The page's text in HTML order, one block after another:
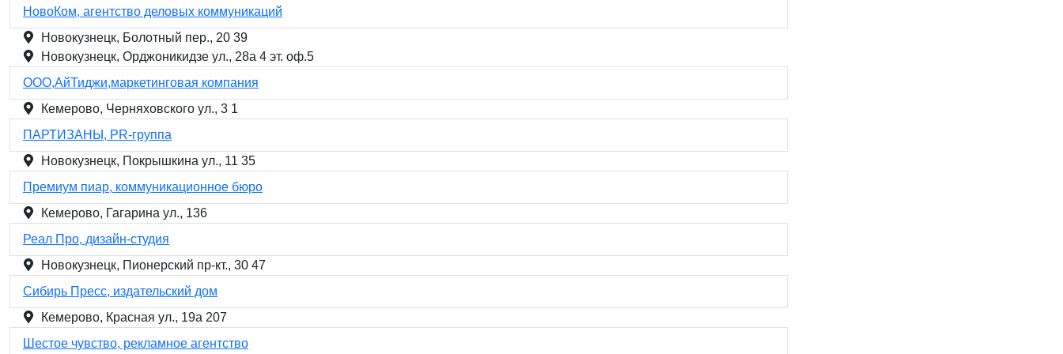
НовоКом, агентство деловых коммуникаций
Новокузнецк, Болотный пер., 20 39
Новокузнецк, Орджоникидзе ул., 28а 4 эт. оф.5
ООО,АйТиджи,маркетинговая компания
Кемерово, Черняховского ул., 3 1
ПАРТИЗАНЫ, PR-группа
Новокузнецк, Покрышкина ул., 11 35
Премиум пиар, коммуникационное бюро
Кемерово, Гагарина ул., 136
Реал Про, дизайн-студия
Новокузнецк, Пионерский пр-кт., 30 47
Сибирь Пресс, издательский дом
Кемерово, Красная ул., 19а 207
Шестое чувство, рекламное агентство